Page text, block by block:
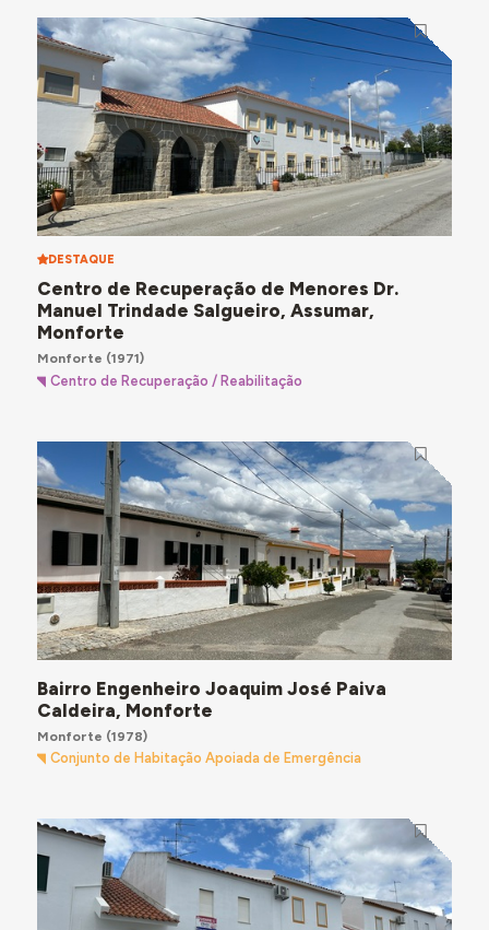
DESTAQUE
Centro de Recuperação de Menores Dr.
Manuel Trindade Salgueiro, Assumar,
Monforte
Monforte (1971)
Centro de Recuperação / Reabilitação
Bairro Engenheiro Joaquim José Paiva
Caldeira, Monforte
Monforte (1978)
Conjunto de Habitação Apoiada de Emergência